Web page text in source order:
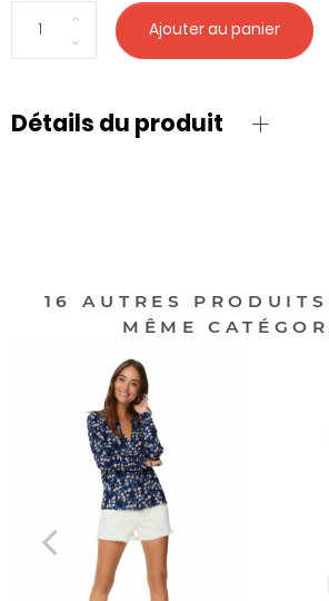
Ajouter au panier
Détails du produit
16 AUTRES
MÊME